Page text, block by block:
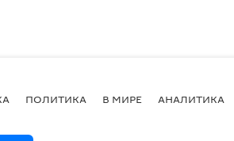
ПОЛИТИКА В МИРЕ АНАЛИТИКА